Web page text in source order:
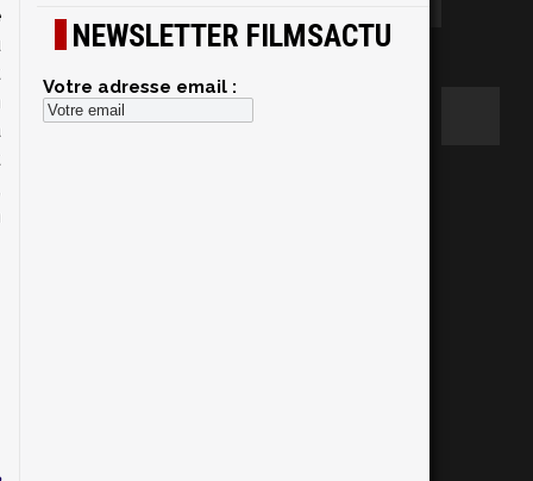
NEWSLETTER FILMSACTU
Votre adresse email :